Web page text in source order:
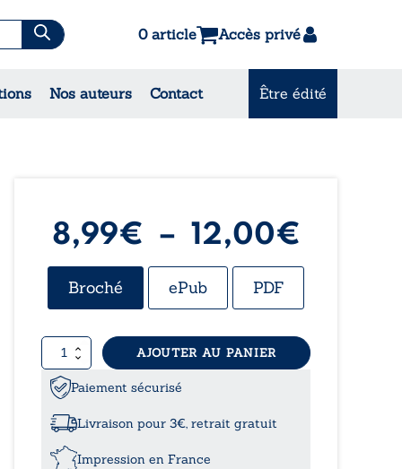
0 article Accès privé
Nos auteurs Contact Être édité
& Contes
8,99€ – 12,00€
de
8,99€
Broché ePub PDF
quantité
de
L’autre
face
AJOUTER AU PANIER
Paiement sécurisé
Livraison pour 3€, retrait gratuit
Impression en France